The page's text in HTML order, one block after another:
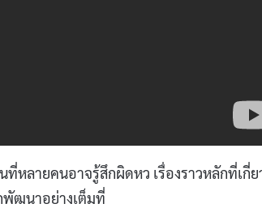
ที่หลายคนอาจรู้สึกผิดหว เรื่องราวหลักที่เกี่
พัฒนาอย่างเต็มที่